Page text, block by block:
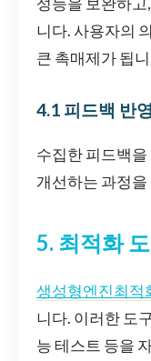
니다. 사용자의
큰 촉매제가 됩
4.1 피드백 반
수집한 피드백
개선하는 과정을
5. 최적화
생성형엔진최적
니다. 이러한 도
능 테스트 등을